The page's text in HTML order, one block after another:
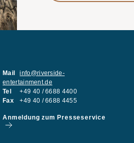
Mail
info@riverside-
entertainment.de
Tel
+49 40 / 6688 4400
Fax
+49 40 / 6688 4455
Anmeldung zum Presseservice